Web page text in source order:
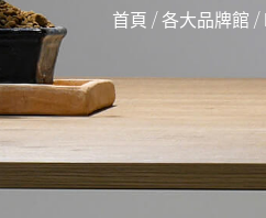
首頁 / 各大品牌館 /